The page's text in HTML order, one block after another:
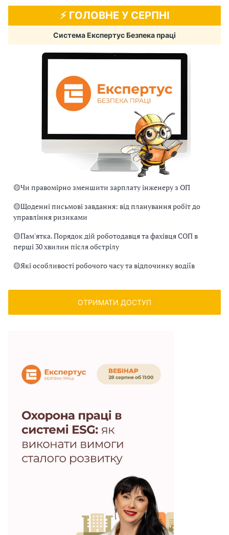
⚡️ ГОЛОВНЕ У СЕРПНІ
Система Експертус Безпека праці
🟡Чи правомірно зменшити зарплату інженеру з ОП
🟡Щоденні письмові завдання: від планування робіт до
управління ризиками
🟡Пам'ятка. Порядок дій роботодавця та фахівця СОП в
перші 30 хвилин після обстрілу
🟡Які особливості робочого часу та відпочинку водіїв
ОТРИМАТИ ДОСТУП